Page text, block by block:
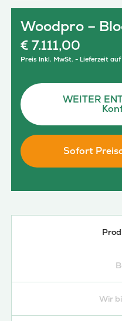
Woodpro –
€ 7.111,00
Preis Inkl. MwSt. - Lieferzeit
WEITER
Sofort
Wir